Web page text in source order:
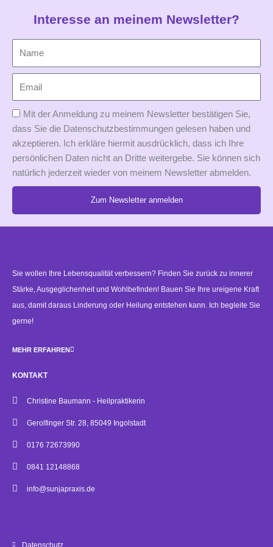
Interesse an meinem Newsletter?
Mit der Anmeldung zu meinem Newsletter bestätigen Sie,
dass Sie die Datenschutzbestimmungen gelesen haben und
akzeptieren. Ich erkläre hiermit ausdrücklich, dass ich Ihre
persönlichen Daten nicht an Dritte weitergebe. Sie können sich
natürlich jederzeit wieder von meinem Newsletter abmelden.
Zum Newsletter anmelden
Sie wollen Ihre Lebensqualität verbessern? Finden Sie zurück zu innerer
Stärke, Ausgeglichenheit und Wohlbefinden! Bauen Sie Ihre ureigene Kraft
aus, damit daraus Linderung oder Heilung entstehen kann. Ich begleite Sie
gerne!
MEHR ERFAHREN
KONTAKT
Christine Baumann - Heilpraktikerin
Gerolfinger Str. 28, 85049 Ingolstadt
0176 72673990
0841 12148868
info@sunjapraxis.de
Datenschutz